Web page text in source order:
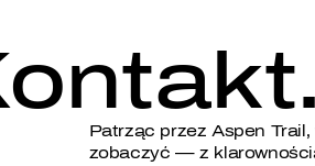
Patrząc przez Aspen
zobaczyć — z